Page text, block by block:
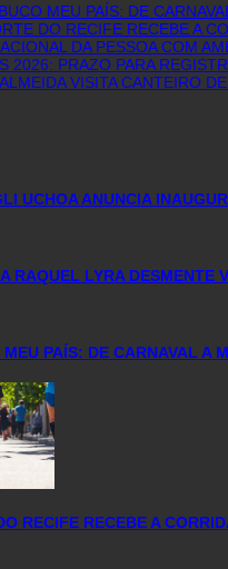
MEU PAÍS: DE
DO RECIFE RECEBE A
DA PESSOA COM
2026: PRAZO PARA
VISITA CANTEIRO
UCHOA ANUNCIA
RAQUEL LYRA DESMENTE
PAÍS: DE CARNAVAL A
RECIFE RECEBE A